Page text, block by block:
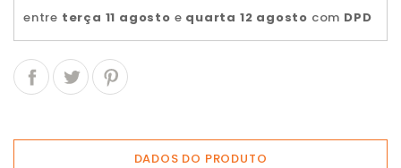
entre terça 11 agosto e quarta 12 agosto com DPD
DADOS DO PRODUTO